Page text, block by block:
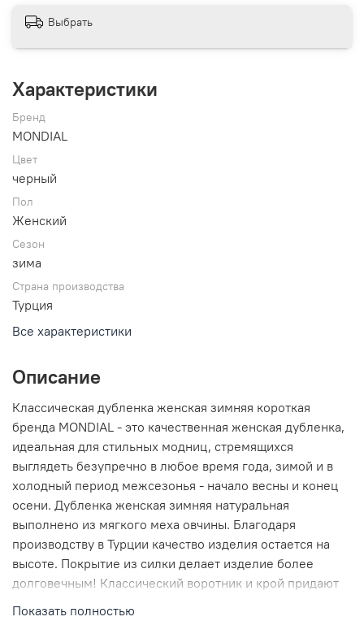
Выбрать
Характеристики
Бренд
MONDIAL
Цвет
черный
Пол
Женский
Сезон
зима
Страна производства
Турция
Все характеристики
Описание
Классическая дубленка женская зимняя короткая
бренда MONDIAL - это качественная женская дубленка,
идеальная для стильных модниц, стремящихся
выглядеть безупречно в любое время года, зимой и в
холодный период межсезонья - начало весны и конец
осени. Дубленка женская зимняя натуральная
выполнено из мягкого меха овчины. Благодаря
производству в Турции качество изделия остается на
высоте. Покрытие из силки делает изделие более
долговечным! Классический воротник и крой придают
Показать полностью